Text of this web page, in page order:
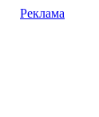
Реклама